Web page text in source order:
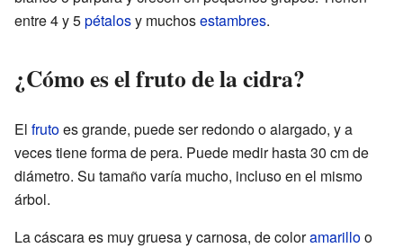
entre 4 y 5pétalosy muchosestambres.
¿Cómo es el fruto de la cidra?
El frutoes grande, puede ser redondo o alargado, y a
veces tiene forma de pera. Puede medir hasta 30 cm de
diámetro. Su tamaño varía mucho, incluso en el mismo
árbol.
La cáscara es muy gruesa y carnosa, de coloramarilloo